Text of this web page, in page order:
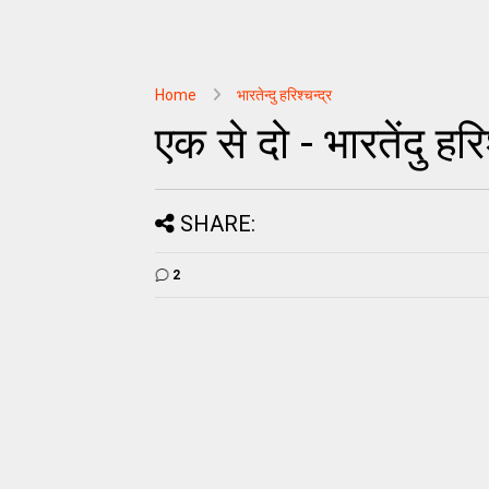
Home भारतेन्दु हरिश्चन्द्र
एक से दो - भारतेंदु
SHARE:
2